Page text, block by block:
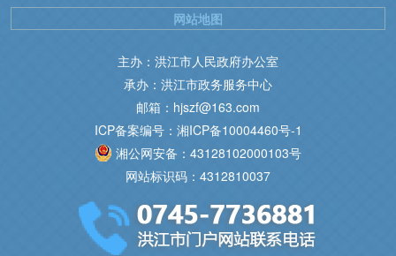
主办：洪江市人民政府办公室
承办：洪江市政务服务中心
邮箱：hjszf@163.com
ICP备案编号：湘ICP备10004460号-1
湘公网安备：43128102000103号
网站标识码：4312810037
网站地图